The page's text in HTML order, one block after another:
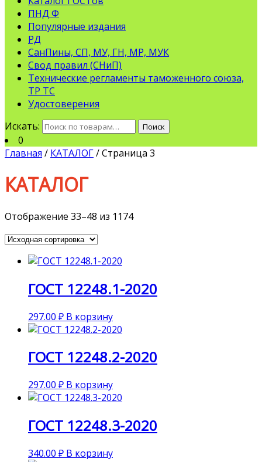
ПНД Ф
Популярные издания
РД
СанПины, СП, МУ, ГН, МР, МУК
Свод правил (СНиП)
Технические регламенты таможенного союза,
ТР ТС
Удостоверения
Искать:
Поиск
0
Главная / КАТАЛОГ/ Страница 3
КАТАЛОГ
Отображение 33–48 из 1174
ГОСТ 12248.1-2020
297.00 ₽ В корзину
ГОСТ 12248.2-2020
297.00 ₽ В корзину
ГОСТ 12248.3-2020
340.00 ₽ В корзину